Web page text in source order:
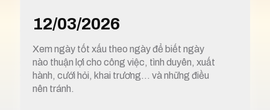
12/03/2026
Xem ngày tốt xấu theo ngày để biết ngày
nào thuận lợi cho công việc, tình duyên, xuất
hành, cưới hỏi, khai trương… và những điều
nên tránh.